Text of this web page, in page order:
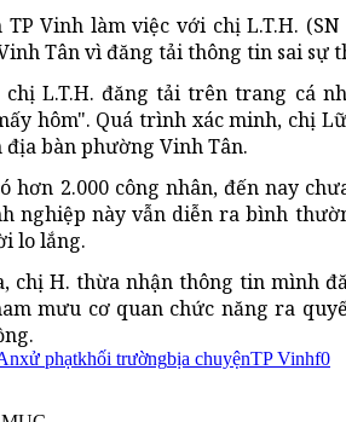
TP Vinh làm việc với chị L.T.H.
Tân vì đăng tải thông tin sai sự
chị L.T.H. đăng tải trên trang cá
hôm". Quá trình xác minh, chị
bàn phường Vinh Tân.
hơn 2.000 công nhân, đến nay
nghiệp này vẫn diễn ra bình
lo lắng.
chị H. thừa nhận thông tin mình
mưu cơ quan chức năng ra
xử phạtkhối trườngbịa chuyệnTP Vinhf0